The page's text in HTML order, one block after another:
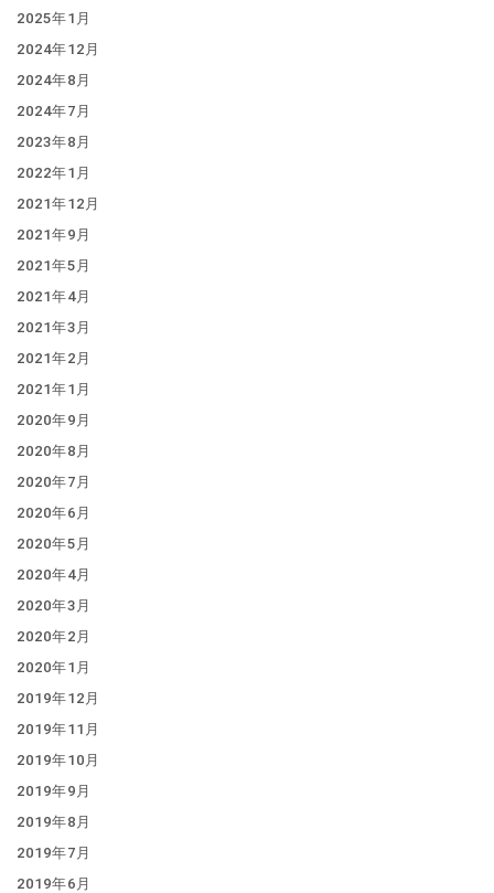
2025年1月
2024年12月
2024年8月
2024年7月
2023年8月
2022年1月
2021年12月
2021年9月
2021年5月
2021年4月
2021年3月
2021年2月
2021年1月
2020年9月
2020年8月
2020年7月
2020年6月
2020年5月
2020年4月
2020年3月
2020年2月
2020年1月
2019年12月
2019年11月
2019年10月
2019年9月
2019年8月
2019年7月
2019年6月